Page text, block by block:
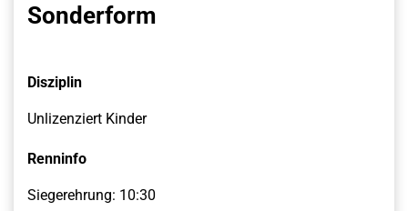
Sonderform
Disziplin
Unlizenziert Kinder
Renninfo
Siegerehrung: 10:30